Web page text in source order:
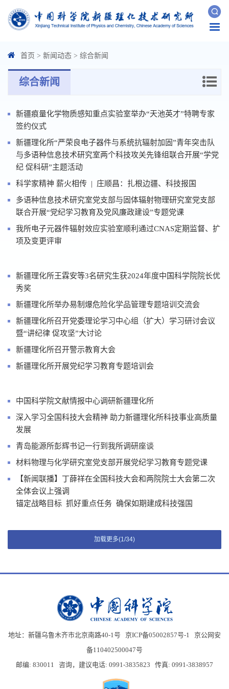
首页 > 新闻动态 > 综合新闻
综合新闻
新疆痕量化学物质感知重点实验室举办“天池英才”特聘专家
签约仪式
新疆理化所“严荣良电子器件与系统抗辐射加固”青年突击队
与多语种信息技术研究室两个科技攻关先锋组联合开展“学党
纪 促科研”主题活动
科学家精神 薪火相传 | 庄顺昌：扎根边疆、科技报国
多语种信息技术研究室党支部与固体辐射物理研究室党支部
联合开展“党纪学习教育及党风廉政建设”专题党课
我所电子元器件辐射效应实验室顺利通过CNAS定期监督、扩
项及变更评审
新疆理化所王霖安等3名研究生获2024年度中国科学院院长优
秀奖
新疆理化所举办易制爆危险化学品管理专题培训交流会
新疆理化所召开党委理论学习中心组（扩大）学习研讨会议
暨“讲纪律 促攻坚”大讨论
新疆理化所召开警示教育大会
新疆理化所开展党纪学习教育专题培训会
中国科学院文献情报中心调研新疆理化所
深入学习全国科技大会精神 助力新疆理化所科技事业高质量
发展
青岛能源所彭辉书记一行到我所调研座谈
材料物理与化学研究室党支部开展党纪学习教育专题党课
【新闻联播】丁薛祥在全国科技大会和两院院士大会第二次
全体会议上强调
锚定战略目标 抓好重点任务 确保如期建成科技强国
加载更多(1/34)
地址：新疆乌鲁木齐市北京南路40-1号 京ICP备05002857号-1 京公网安
备110402500047号
邮编: 830011 咨询，建议电话: 0991-3835823 传真: 0991-3838957